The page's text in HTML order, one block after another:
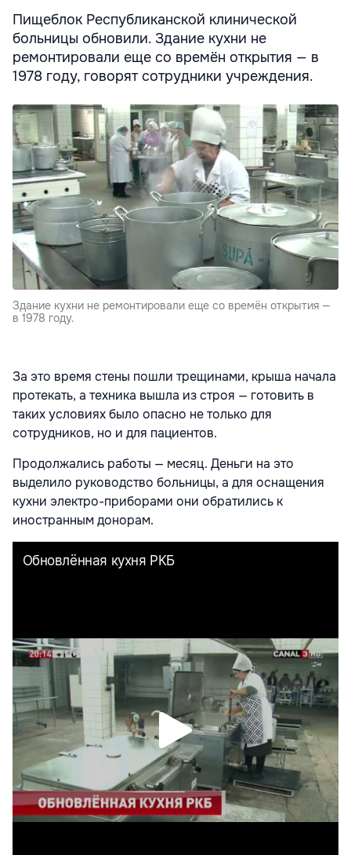
Пищеблок Республиканской клинической
больницы обновили. Здание кухни не
ремонтировали еще со времён открытия — в
1978 году, говорят сотрудники учреждения.
Здание кухни не ремонтировали еще со времён открытия —
в 1978 году.
За это время стены пошли трещинами, крыша начала
протекать, а техника вышла из строя — готовить в
таких условиях было опасно не только для
сотрудников, но и для пациентов.
Продолжались работы — месяц. Деньги на это
выделило руководство больницы, а для оснащения
кухни электро-приборами они обратились к
иностранным донорам.